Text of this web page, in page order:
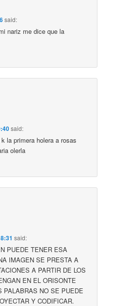
said:
nariz me dice que la
said:
la primera holera a rosas
olerla
said:
PUEDE TENER ESA
IMAGEN SE PRESTA A
A PARTIR DE LOS
EN EL ORISONTE
PALABRAS NO SE PUEDE
Y CODIFICAR.